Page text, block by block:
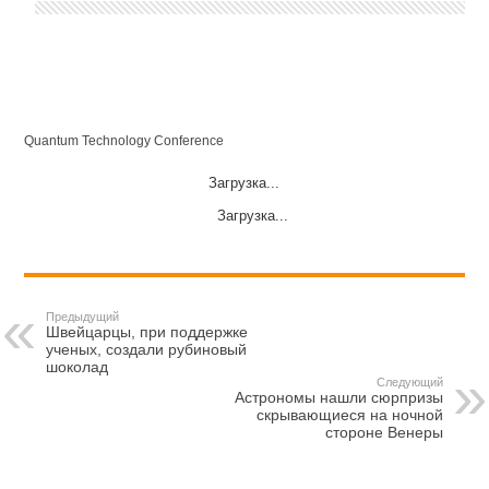
Quantum Technology Conference
Загрузка...
Загрузка...
Предыдущий
Швейцарцы, при поддержке
ученых, создали рубиновый
шоколад
Следующий
Астрономы нашли сюрпризы
скрывающиеся на ночной
стороне Венеры